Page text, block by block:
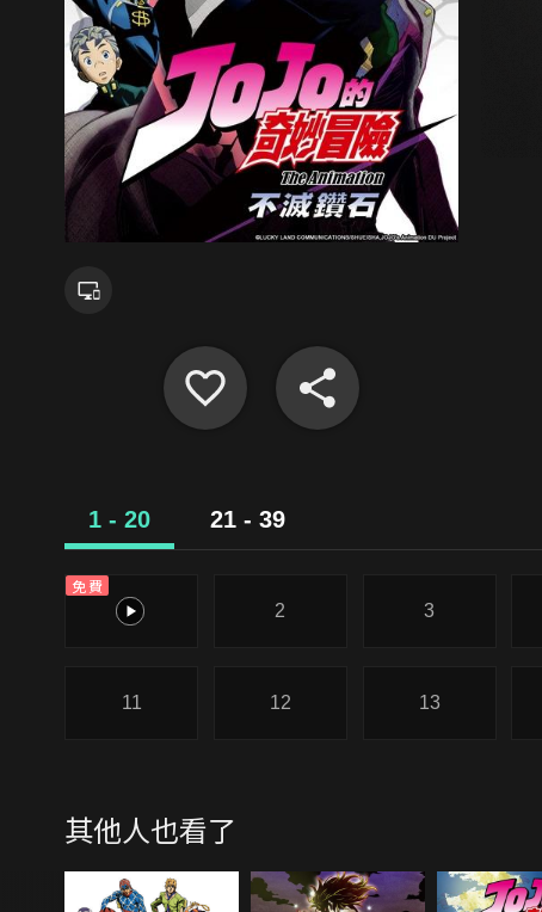
1 - 20 21 - 39
免費
1
2 3
11 12 13
其他人也看了